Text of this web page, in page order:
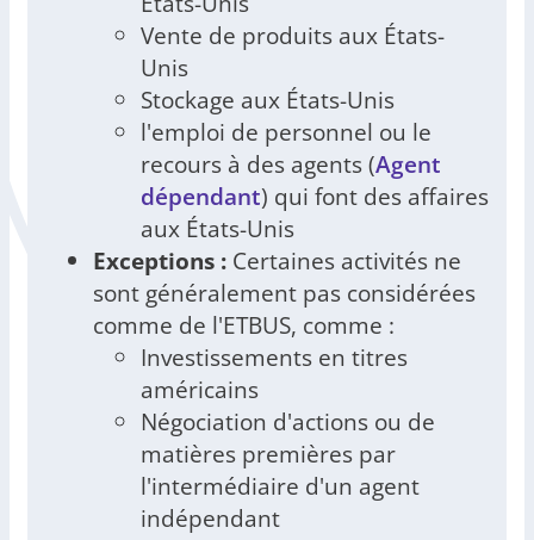
Vente de produits aux États-
Unis
Stockage aux États-Unis
l'emploi de personnel ou le
recours à des agents (Agent
dépendant) qui font des affaires
aux États-Unis
Exceptions : Certaines activités ne
sont généralement pas considérées
comme de l'ETBUS, comme :
Investissements en titres
américains
Négociation d'actions ou de
matières premières par
l'intermédiaire d'un agent
indépendant